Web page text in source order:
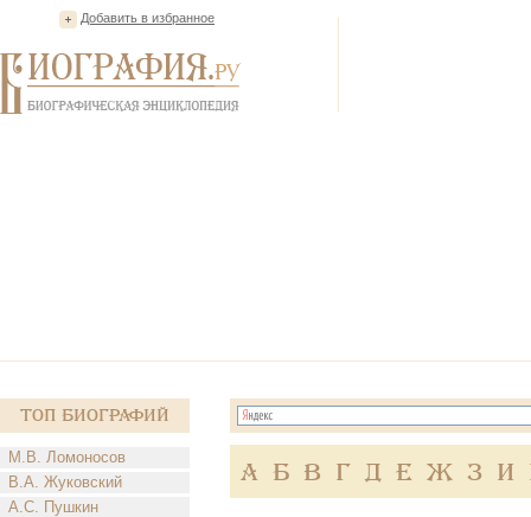
Добавить в избранное
Топ Биографий
М.В. Ломоносов
В.А. Жуковский
А.С. Пушкин
А Б В Г Д Е Ж З И